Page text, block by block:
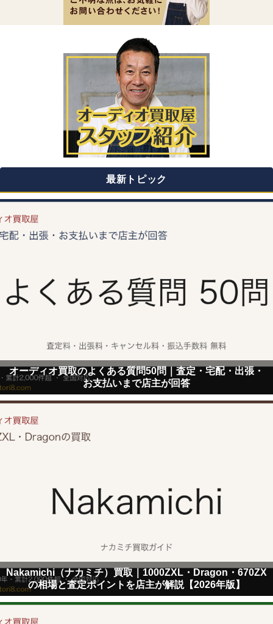
最新トピック
オーディオ買取のよくある質問50問｜査定・宅配・出張・
お支払いまで店主が回答
Nakamichi（ナカミチ）買取｜1000ZXL・Dragon・670ZX
の相場と査定ポイントを店主が解説【2026年版】